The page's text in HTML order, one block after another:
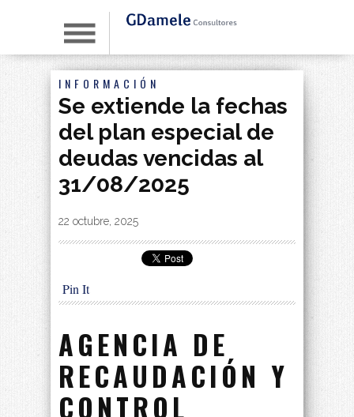
INFORMACIÓN
Se extiende la fechas
del plan especial de
deudas vencidas al
31/08/2025
By|
22 octubre, 2025
Pin It
AGENCIA DE
RECAUDACIÓN Y
CONTROL